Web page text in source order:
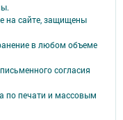
на сайте, защищены
в любом объеме
согласия
по печати и массовым